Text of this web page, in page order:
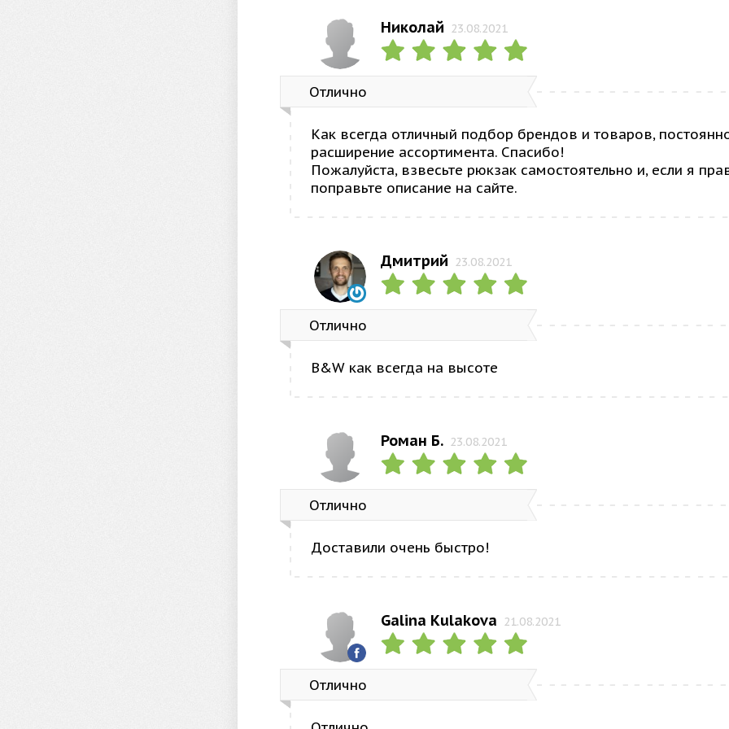
Николай 23.08.2021
Отлично
Как всегда отличный подбор брендов и товаров,
расширение ассортимента. Спасибо!
Пожалуйста, взвесьте рюкзак самостоятельно и, если я
поправьте описание на сайте.
Дмитрий 23.08.2021
Отлично
B&W как всегда на высоте
Роман Б. 23.08.2021
Отлично
Доставили очень быстро!
Galina Kulakova 21.08.2021
Отлично